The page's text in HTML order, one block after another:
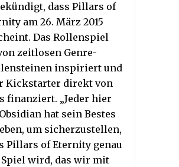
dass Pillars of
am 26. März 2015
Das Rollenspiel
zeitlosen Genre-
inspiriert und
Kickstarter direkt von
finanziert. „Jeder hier
hat sein Bestes
um sicherzustellen,
Pillars of Eternity genau
Spiel wird, das wir mit